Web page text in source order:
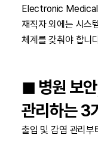
Electronic Medical
재직자 외에는 시스
체계를 갖춰야 합니
◼︎ 병원 보
관리하는 3
출입 및 감염 관리부